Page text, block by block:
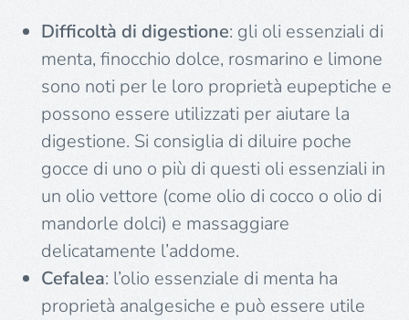
Difficoltà di digestione: gli oli essenziali di
menta, finocchio dolce, rosmarino e limone
sono noti per le loro proprietà eupeptiche e
possono essere utilizzati per aiutare la
digestione. Si consiglia di diluire poche
gocce di uno o più di questi oli essenziali in
un olio vettore (come olio di cocco o olio di
mandorle dolci) e massaggiare
delicatamente l’addome.
Cefalea: l’olio essenziale di menta ha
proprietà analgesiche e può essere utile